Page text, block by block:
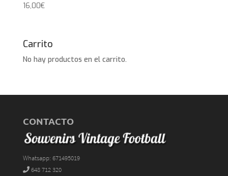
16,00€
Carrito
No hay productos en el carrito.
CONTACTO
Whatsapp: 671495019
648 712 320